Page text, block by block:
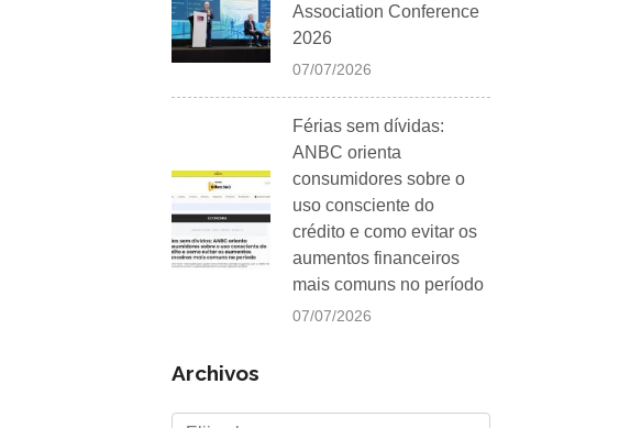
Association Conference
2026
07/07/2026
Férias sem dívidas:
ANBC orienta
consumidores sobre o
uso consciente do
crédito e como evitar os
aumentos financeiros
mais comuns no período
07/07/2026
Archivos